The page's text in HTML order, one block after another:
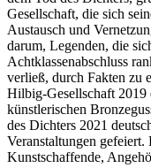
Gesellschaft, die sich
Austausch und
darum, Legenden, die
Achtklassenabschluss
verließ, durch Fakten zu
Hilbig-Gesellschaft 2019
künstlerischen
des Dichters 2021
Veranstaltungen
Kunstschaffende,